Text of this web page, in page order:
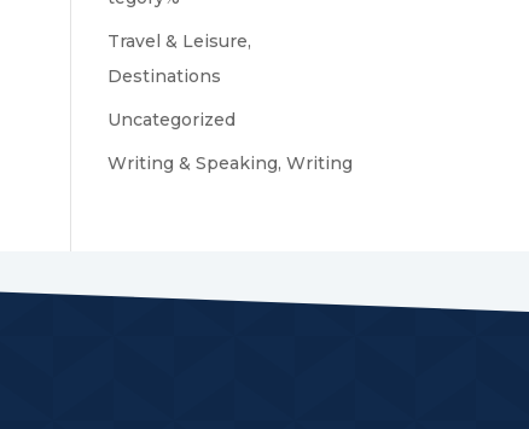
Travel & Leisure,
Destinations
Uncategorized
Writing & Speaking, Writing